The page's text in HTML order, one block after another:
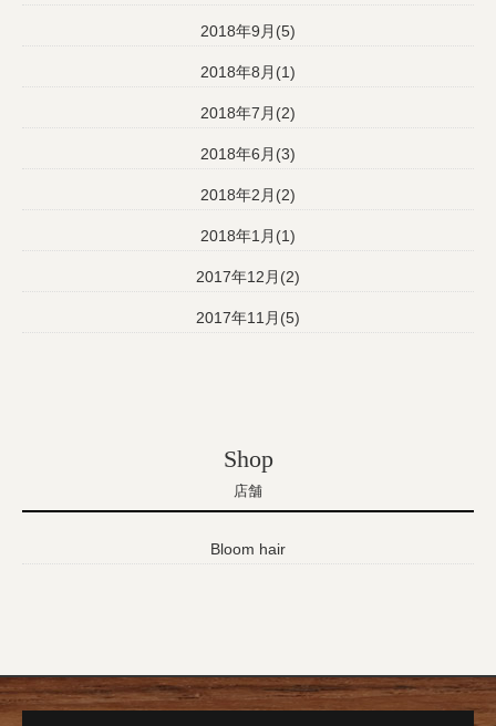
2018年9月(5)
2018年8月(1)
2018年7月(2)
2018年6月(3)
2018年2月(2)
2018年1月(1)
2017年12月(2)
2017年11月(5)
Shop
店舗
Bloom hair